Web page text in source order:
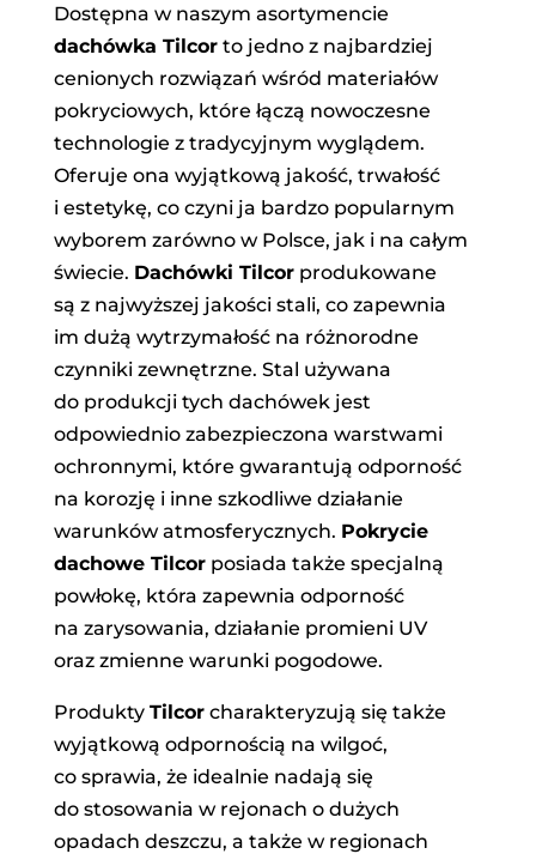
Dostępna w naszym asortymencie
dachówka Tilcorto jedno z najbardziej
cenionych rozwiązań wśród materiałów
pokryciowych, które łączą nowoczesne
technologie z tradycyjnym wyglądem.
Oferuje ona wyjątkową jakość, trwałość
i estetykę, co czyni ja bardzo popularnym
wyborem zarówno w Polsce, jak i na całym
świecie. Dachówki Tilcorprodukowane
są z najwyższej jakości stali, co zapewnia
im dużą wytrzymałość na różnorodne
czynniki zewnętrzne. Stal używana
do produkcji tych dachówek jest
odpowiednio zabezpieczona warstwami
ochronnymi, które gwarantują odporność
na korozję i inne szkodliwe działanie
warunków atmosferycznych. Pokrycie
dachowe Tilcorposiada także specjalną
powłokę, która zapewnia odporność
na zarysowania, działanie promieni UV
oraz zmienne warunki pogodowe.
Produkty Tilcorcharakteryzują się także
wyjątkową odpornością na wilgoć,
co sprawia, że idealnie nadają się
do stosowania w rejonach o dużych
opadach deszczu, a także w regionach